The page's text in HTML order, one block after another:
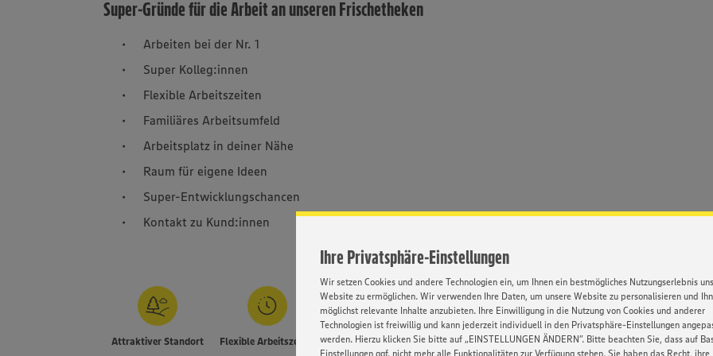
Ihre Privatsphäre-Einstellungen
Wir setzen Cookies und andere Technologien ein, um Ihnen ein bestmögliches Nutzungserlebnis
Website zu ermöglichen. Wir verwenden Ihre Daten, um unsere Website zu personalisieren und
möglichst relevante Inhalte anzubieten. Ihre Einwilligung in die Nutzung von Cookies und anderer
Technologien ist freiwillig und kann jederzeit individuell in den Privatsphäre-Einstellungen
werden. Hierzu klicken Sie bitte auf „EINSTELLUNGEN ÄNDERN”. Bitte beachten Sie, dass auf
Einstellungen ggf. nicht mehr alle Funktionalitäten zur Verfügung stehen. Sie haben das Recht, ihre
Super-Gründe für die Arbeit an unseren Frischetheken
Arbeiten bei der Nr. 1
Super Kolleg:innen
Flexible Arbeitszeiten
Familiäres Arbeitsumfeld
Arbeitsplatz in deiner Nähe
Raum für eigene Ideen
Super-Entwicklungschancen
Kontakt zu Kund:innen
Attraktiver Standort Flexible Arbeitszeiten
Umfassende
Weiterbildung